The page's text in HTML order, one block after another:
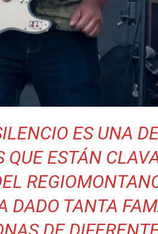
ES UNA
QUE ESTÁN
DADO TANTA